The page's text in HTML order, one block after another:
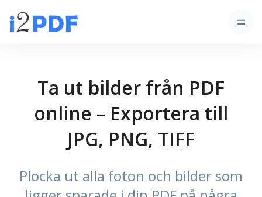
Ta ut bilder från PDF
online – Exportera till
JPG, PNG, TIFF
Plocka ut alla foton och bilder som